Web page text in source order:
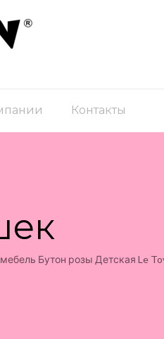
Контакты
Бутон розы Детская Le